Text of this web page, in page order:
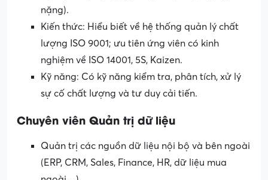
nặng).
Kiến thức: Hiểu biết về hệ thống quản lý chất
lượng ISO 9001; ưu tiên ứng viên có kinh
nghiệm về ISO 14001, 5S, Kaizen.
Kỹ năng: Có kỹ năng kiểm tra, phân tích, xử lý
sự cố chất lượng và tư duy cải tiến.
Chuyên viên Quản trị dữ liệu
Quản trị các nguồn dữ liệu nội bộ và bên ngoài
(ERP, CRM, Sales, Finance, HR, dữ liệu mua